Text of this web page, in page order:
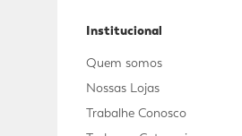
Institucional
Quem somos
Nossas Lojas
Trabalhe Conosco